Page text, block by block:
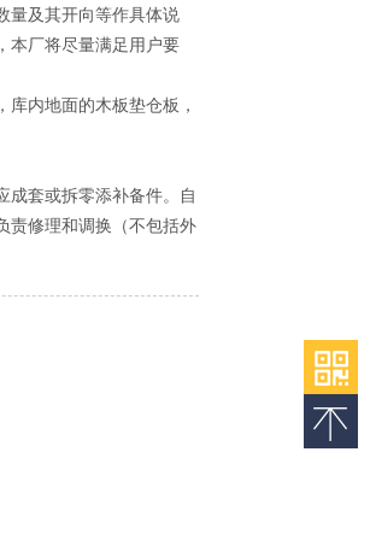
量及其开向等作具体说
本厂将尽量满足用户要
内地面的木板垫仓板，
成套或拆零添补备件。自
责修理和调换（不包括外